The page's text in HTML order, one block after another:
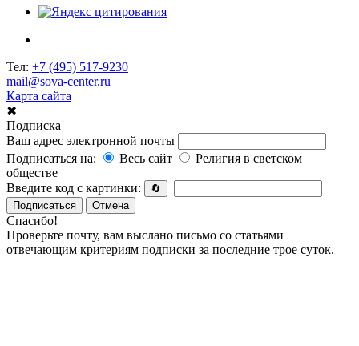
Тел: +7 (495) 517-9230
mail@sova-center.ru
Карта сайта
✖
Подписка
Ваш адрес электронной почты
Подписаться на:
Весь сайт
Религия в светском
обществе
Введите код с картинки:
🔄
Подписаться
Отмена
Спасибо!
Проверьте почту, вам выслано письмо со статьями
отвечающим критериям подписки за последние трое суток.